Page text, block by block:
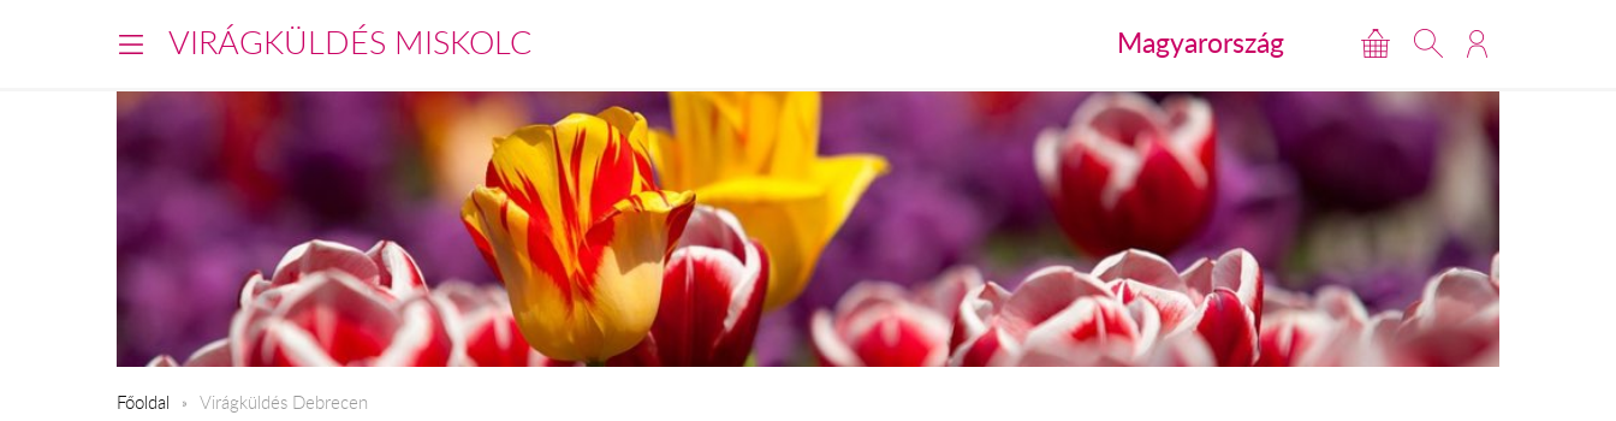
VIRÁGKÜLDÉS MISKOLC Magyarország
Főoldal Virágküldés Debrecen